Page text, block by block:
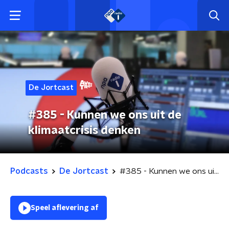
De Jortcast
#385 - Kunnen we ons uit de
klimaatcrisis denken
Podcasts De Jortcast #385 - Kunnen we ons uit de klimaatcrisis denken
Speel aflevering af